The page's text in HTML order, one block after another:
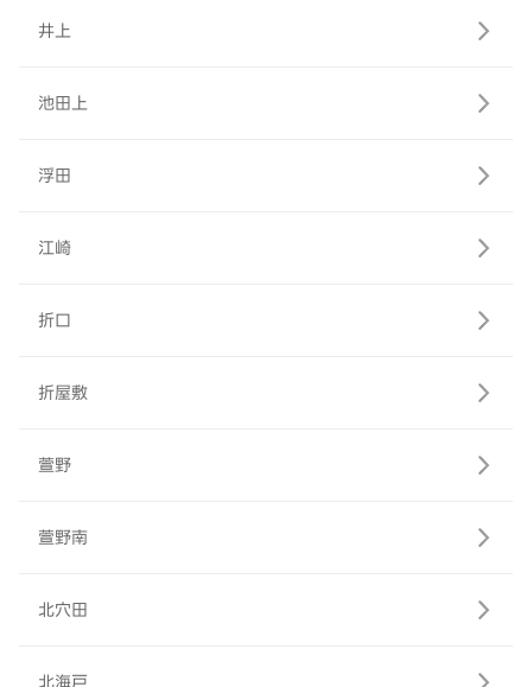
井上
池田上
浮田
江崎
折口
折屋敷
萱野
萱野南
北穴田